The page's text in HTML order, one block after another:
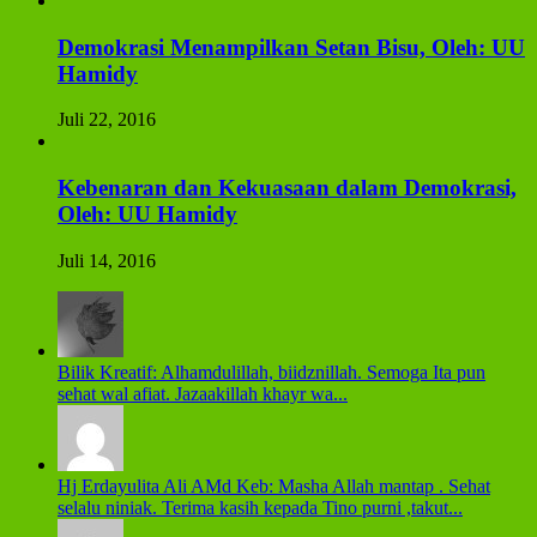
Demokrasi Menampilkan Setan Bisu, Oleh: UU
Hamidy
Juli 22, 2016
Kebenaran dan Kekuasaan dalam Demokrasi,
Oleh: UU Hamidy
Juli 14, 2016
Bilik Kreatif: Alhamdulillah, biidznillah. Semoga Ita pun
sehat wal afiat. Jazaakillah khayr wa...
Hj Erdayulita Ali AMd Keb: Masha Allah mantap . Sehat
selalu niniak. Terima kasih kepada Tino purni ,takut...